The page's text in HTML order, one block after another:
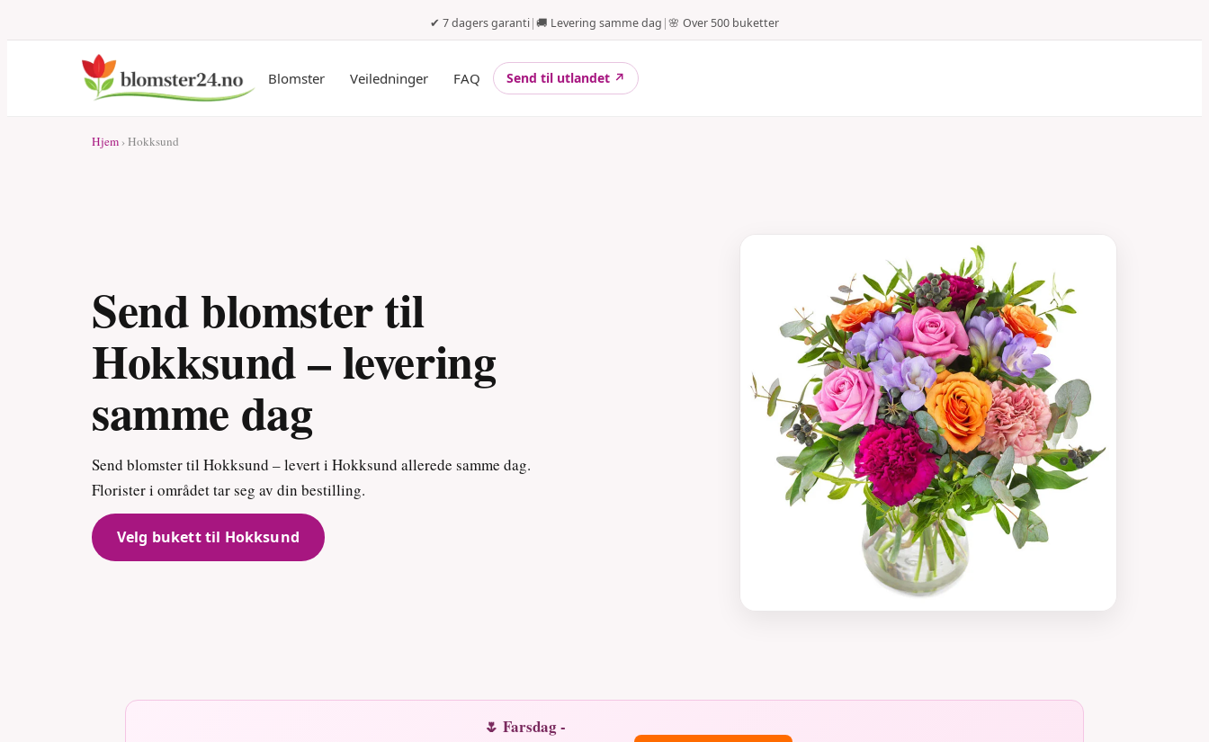
✔ 7 dagers garanti|🚚 Levering samme dag |🌸 Over 500 buketter
Blomster Veiledninger FAQ Send til utlandet ↗
Hjem › Hokksund
Send blomster til
Hokksund – levering
samme dag
Send blomster til Hokksund – levert i Hokksund allerede samme dag.
Florister i området tar seg av din bestilling.
Velg bukett til Hokksund
🌷 Farsdag -